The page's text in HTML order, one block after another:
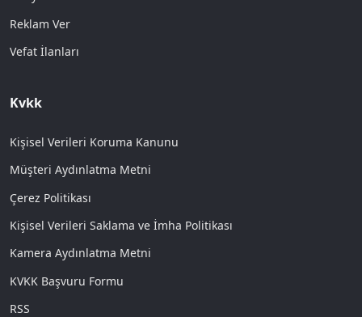
Reklam Ver
Vefat İlanları
Kvkk
Kişisel Verileri Koruma Kanunu
Müşteri Aydınlatma Metni
Çerez Politikası
Kişisel Verileri Saklama ve İmha Politikası
Kamera Aydınlatma Metni
KVKK Başvuru Formu
RSS